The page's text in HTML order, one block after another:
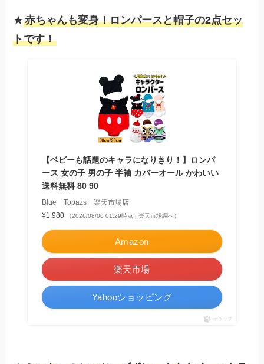
★赤ちゃんも変身！ロンパースと帽子の2点セッ
トです！
【ベビーも話題のキャラになりきり！】ロンパ
ース 女の子 男の子 半袖 カバーオール かわいい
送料無料 80 90
Blue Topazs 楽天市場店
¥1,980
（2026/08/06 01:29時点 | 楽天市場調べ）
Amazon
楽天市場
Yahooショッピング
ポチップ